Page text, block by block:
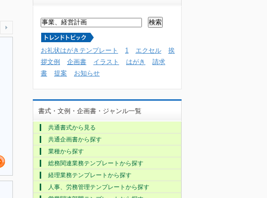
お礼状はがきテンプレート 1 エクセル
挨
拶文例
企画書 イラスト はがき
請求
書
提案 お知らせ
書式・文例・企画書・ジャンル一覧
共通書式から見る
共通企画書から探す
業種から探す
総務関連業務テンプレートから探す
経理業務テンプレートから探す
人事、労務管理テンプレートから探す